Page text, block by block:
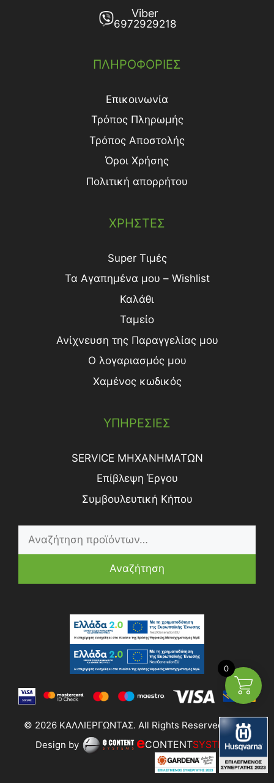
Viber
6972929218
ΠΛΗΡΟΦΟΡΙΕΣ
Επικοινωνία
Τρόπος Πληρωμής
Τρόπος Aποστολής
Όροι Χρήσης
Πολιτική απορρήτου
ΧΡΗΣΤΕΣ
Super Τιμές
Τα Αγαπημένα μου – Wishlist
Καλάθι
Ταμείο
Ανίχνευση της Παραγγελίας μου
Ο λογαριασμός μου
Χαμένος κωδικός
ΥΠΗΡΕΣΙΕΣ
SERVICE ΜΗΧΑΝΗΜΑΤΩΝ
Επίβλεψη Έργου
Συμβουλευτική Κήπου
Αναζήτηση
© 2026 ΚΑΛΛΙΕΡΓΩΝΤΑΣ. All Rights Reserved | Web
Design by
eCONTENTSYSTEMS
0